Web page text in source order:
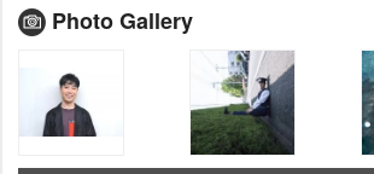
Photo Gallery